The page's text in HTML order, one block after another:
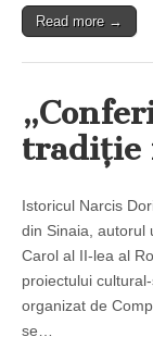
Read more →
tradiţie
Istoricul Narcis
din Sinaia, autorul
Carol al II-lea al
proiectului
organizat de
se…